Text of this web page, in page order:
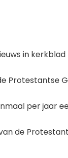
in
Protestantse
per jaar
de